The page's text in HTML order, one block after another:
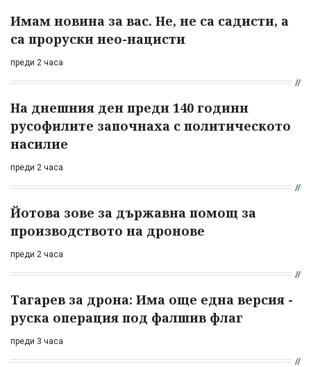
Имам новина за вас. Не, не са садисти, а
са проруски нео-нацисти
преди 2 часа
На днешния ден преди 140 години
русофилите започнаха с политическото
насилие
преди 2 часа
Йотова зове за държавна помощ за
производството на дронове
преди 2 часа
Тагарев за дрона: Има още една версия -
руска операция под фалшив флаг
преди 3 часа